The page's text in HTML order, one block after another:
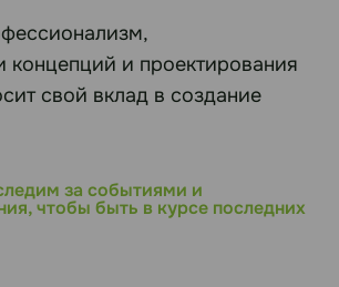
концепций и проектирования
свой вклад в создание
за событиями и
чтобы быть в курсе последних